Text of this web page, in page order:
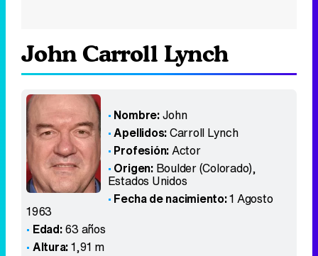
John Carroll Lynch
Nombre:John
Apellidos:Carroll Lynch
Profesión:Actor
Origen: Boulder (Colorado),
Estados Unidos
Fecha de nacimiento:1 Agosto
1963
Edad:63 años
Altura:1,91 m